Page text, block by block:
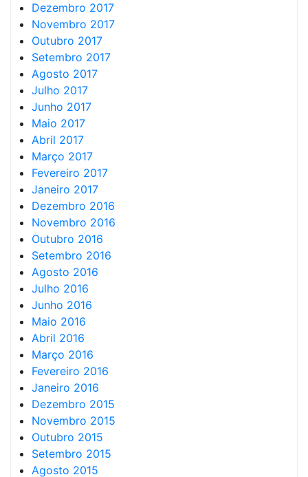
Dezembro 2017
Novembro 2017
Outubro 2017
Setembro 2017
Agosto 2017
Julho 2017
Junho 2017
Maio 2017
Abril 2017
Março 2017
Fevereiro 2017
Janeiro 2017
Dezembro 2016
Novembro 2016
Outubro 2016
Setembro 2016
Agosto 2016
Julho 2016
Junho 2016
Maio 2016
Abril 2016
Março 2016
Fevereiro 2016
Janeiro 2016
Dezembro 2015
Novembro 2015
Outubro 2015
Setembro 2015
Agosto 2015